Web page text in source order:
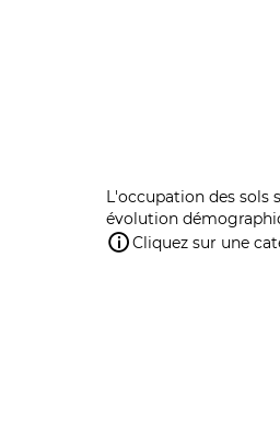
L'occupation des sols
évolution
Cliquez sur une